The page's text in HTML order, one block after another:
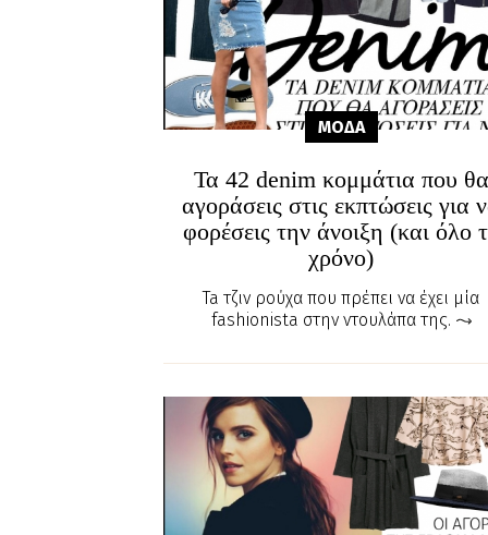
ΜΟΔΑ
Τα 42 denim κομμάτια που θα
αγοράσεις στις εκπτώσεις για
φορέσεις την άνοιξη (και όλο
χρόνο)
Ta τζιν ρούχα που πρέπει να έχει μία
fashionista στην ντουλάπα της.